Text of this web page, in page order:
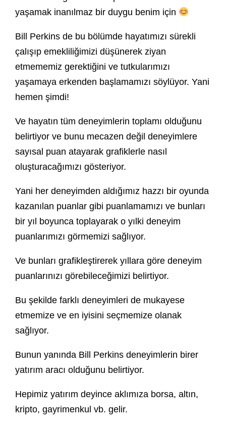
yaşamak inanılmaz bir duygu benim için
Bill Perkins de bu bölümde hayatımızı sürekli
çalışıp emekliliğimizi düşünerek ziyan
etmememiz gerektiğini ve tutkularımızı
yaşamaya erkenden başlamamızı söylüyor. Yani
hemen şimdi!
Ve hayatın tüm deneyimlerin toplamı olduğunu
belirtiyor ve bunu mecazen değil deneyimlere
sayısal puan atayarak grafiklerle nasıl
oluşturacağımızı gösteriyor.
Yani her deneyimden aldığımız hazzı bir oyunda
kazanılan puanlar gibi puanlamamızı ve bunları
bir yıl boyunca toplayarak o yılki deneyim
puanlarımızı görmemizi sağlıyor.
Ve bunları grafikleştirerek yıllara göre deneyim
puanlarınızı görebileceğimizi belirtiyor.
Bu şekilde farklı deneyimleri de mukayese
etmemize ve en iyisini seçmemize olanak
sağlıyor.
Bunun yanında Bill Perkins deneyimlerin birer
yatırım aracı olduğunu belirtiyor.
Hepimiz yatırım deyince aklımıza borsa, altın,
kripto, gayrimenkul vb. gelir.